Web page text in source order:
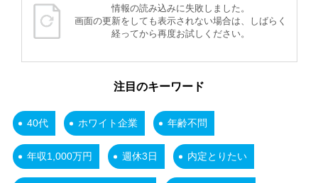
情報の読み込みに失敗しました。
画面の更新をしても表示されない場合は、しばらく
経ってから再度お試しください。
注目のキーワード
40代 ホワイト企業 年齢不問
年収1,000万円 週休3日 内定とりたい